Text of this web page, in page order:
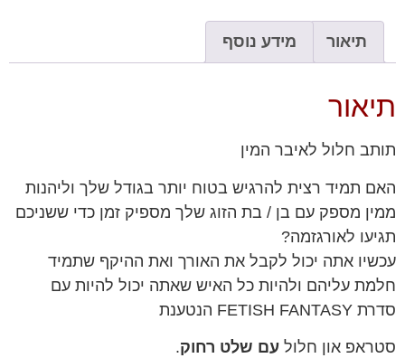
תיאור מידע נוסף
תיאור
תותב חלול לאיבר המין
האם תמיד רצית להרגיש בטוח יותר בגודל שלך וליהנות
ממין מספק עם בן / בת הזוג שלך מספיק זמן כדי ששניכם
תגיעו לאורגזמה?
עכשיו אתה יכול לקבל את האורך ואת ההיקף שתמיד
חלמת עליהם ולהיות כל האיש שאתה יכול להיות עם
סדרת FETISH FANTASY הנטענת
סטראפ און חלול עם שלט רחוק.